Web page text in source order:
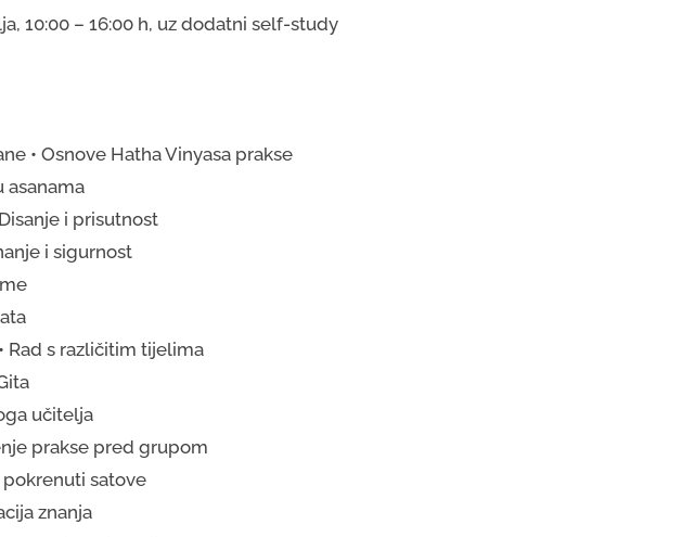
10:00 – 16:00 h, uz dodatni self-study
• Osnove Hatha Vinyasa prakse
asanama
i prisutnost
i sigurnost
Rad s različitim tijelima
učitelja
prakse pred grupom
pokrenuti satove
znanja